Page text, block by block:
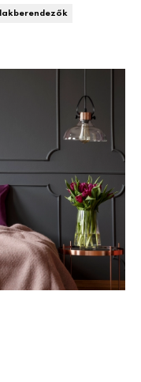
HÍRLEVÉL
lakberendezők